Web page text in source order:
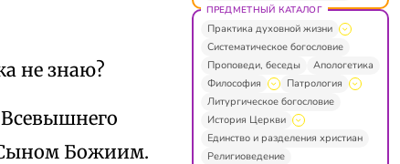
не знаю?
Всевышнего
Сыном Божиим.
ПРЕДМЕТНЫЙ КАТАЛОГ
Практика духовной жизни
Систематическое богословие
Проповеди, беседы
Апологетика
Философия
Патрология
Литургическое богословие
История Церкви
Единство и разделения христиан
Религиоведение